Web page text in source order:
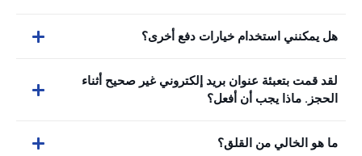
هل يمكنني استخدام خيارات دفع أخرى؟
لقد قمت بتعبئة عنوان بريد إلكتروني غير صحيح أثناء
الحجز. ماذا يجب أن أفعل؟
ما هو الخالي من القلق؟